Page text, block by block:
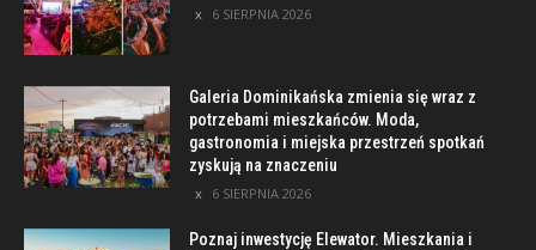
6 SIERPNIA 2026
Galeria Dominikańska zmienia się wraz z
potrzebami mieszkańców. Moda,
gastronomia i miejska przestrzeń spotkań
zyskują na znaczeniu
6 SIERPNIA 2026
Poznaj inwestycję Elewator. Mieszkania i